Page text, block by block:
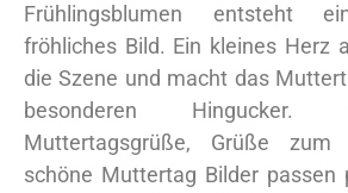
Frühlingsblumen entsteht
fröhliches Bild. Ein kleines Herz
die Szene und macht das
besonderen
Muttertagsgrüße, Grüße
schöne Muttertag Bilder passen